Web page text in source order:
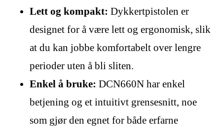
Lett og kompakt: Dykkertpistolen er
designet for å være lett og ergonomisk, slik
at du kan jobbe komfortabelt over lengre
perioder uten å bli sliten.
Enkel å bruke: DCN660N har enkel
betjening og et intuitivt grensesnitt, noe
som gjør den egnet for både erfarne